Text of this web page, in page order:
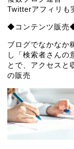
Twitterアフィリも
◆コンテンツ販売
ブログでなかなか
し「検索者さんの
とで、アクセスと
の販売